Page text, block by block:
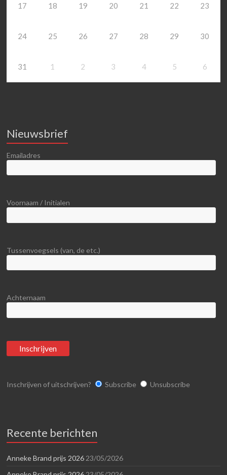
17 18 19 20 21 22 23
24 25 26 27 28 29 30
31 1 2 3 4 5 6
Nieuwsbrief
Emailadres
Voornaam / Initialen
Tussenvoegsels (van, de etc.)
Achternaam
Inschrijven of uitschrijven? Subscribe Unsubscribe
Recente berichten
Anneke Brand prijs 2026 23/05/2026